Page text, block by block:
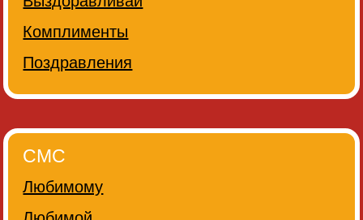
Комплименты
Поздравления
СМС
Любимому